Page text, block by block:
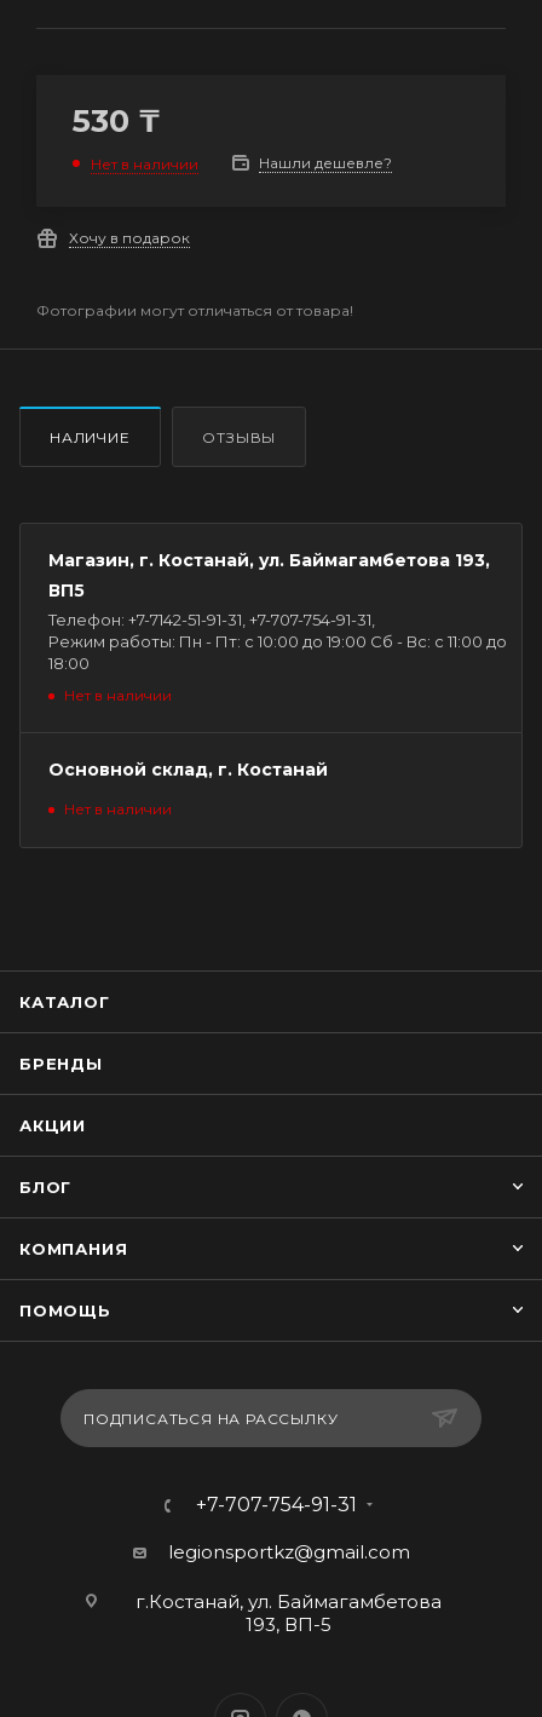
530 ₸
Нет в наличии Нашли дешевле?
Хочу в подарок
Фотографии могут отличаться от товара!
НАЛИЧИЕ ОТЗЫВЫ
Магазин, г. Костанай, ул. Баймагамбетова 193,
ВП5
Телефон: +7-7142-51-91-31, +7-707-754-91-31,
Режим работы: Пн - Пт: с 10:00 до 19:00 Сб - Вс: с 11:00 до
18:00
Нет в наличии
Основной склад, г. Костанай
Нет в наличии
КАТАЛОГ
БРЕНДЫ
АКЦИИ
БЛОГ
КОМПАНИЯ
ПОМОЩЬ
ПОДПИСАТЬСЯ НА РАССЫЛКУ
+7-707-754-91-31
legionsportkz@gmail.com
г.Костанай, ул. Баймагамбетова
193, ВП-5